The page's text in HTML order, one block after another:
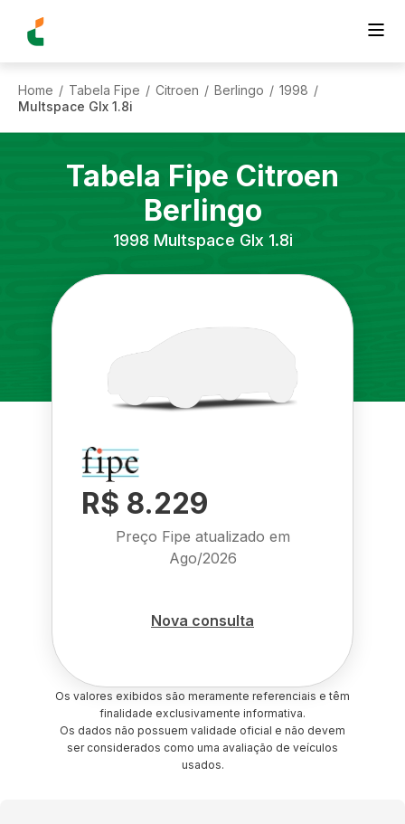
Home / Tabela Fipe / Citroen / Berlingo / 1998 /
Multspace Glx 1.8i
Tabela Fipe Citroen
Berlingo
1998 Multspace Glx 1.8i
R$ 8.229
Preço Fipe atualizado em
Ago/2026
Nova consulta
Os valores exibidos são meramente referenciais e têm
finalidade exclusivamente informativa.
Os dados não possuem validade oficial e não devem
ser considerados como uma avaliação de veículos
usados.